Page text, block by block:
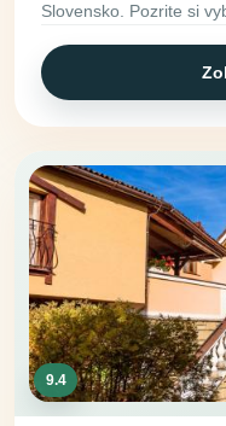
Slovensko. Pozrite si
9.4